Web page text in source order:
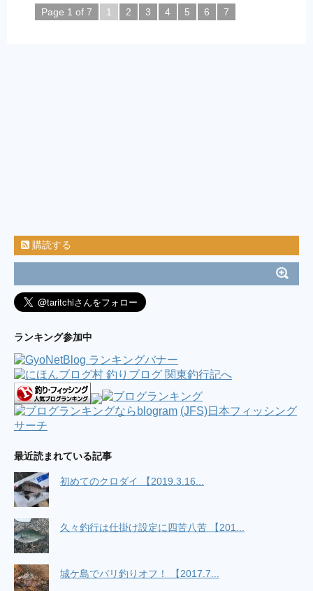
Page 1 of 7 1 2 3 4 5 6 7
購読する
ランキング参加中
(JFS)日本フィッシング
サーチ
最近読まれている記事
初めてのクロダイ 【2019.3.16...
久々釣行は仕掛け設定に四苦八苦 【201...
城ケ島でバリ釣りオフ！ 【2017.7...